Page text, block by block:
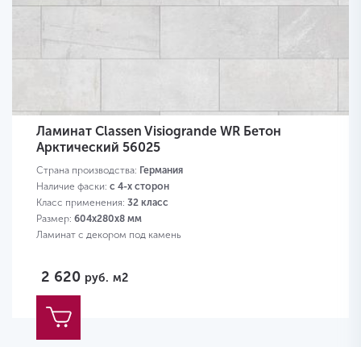
Ламинат Classen Visiogrande WR Бетон
Арктический 56025
Страна производства: Германия
Наличие фаски: с 4-х сторон
Класс применения: 32 класс
Размер: 604х280х8 мм
Ламинат с декором под камень
2 620 руб. м2